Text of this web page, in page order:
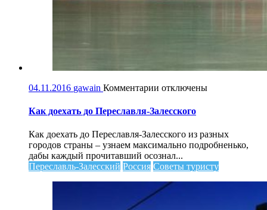
04.11.2016 gawain Комментарии к
Как
Переславля-
Залесского
отключены
Как доехать до Переславля-Залесского
Как доехать до Переславля-Залесского из разных
городов страны – узнаем максимально подробненько,
дабы каждый прочитавший осознал...
Переславль-Залесский Россия Советы туристу